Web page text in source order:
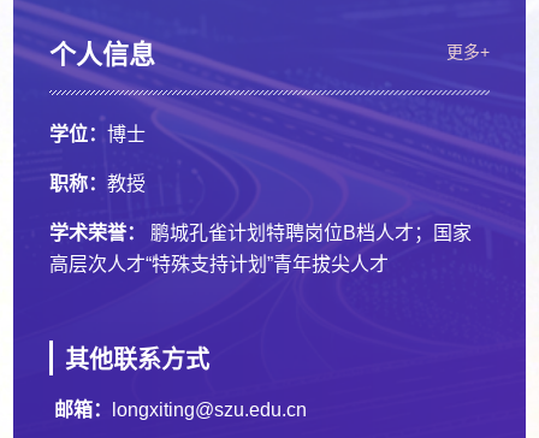
个人信息 更多+
学位：博士
职称：教授
学术荣誉：
鹏城孔雀计划特聘岗位B档人才；国家
高层次人才“特殊支持计划”青年拔尖人才
其他联系方式
邮箱： longxiting@szu.edu.cn